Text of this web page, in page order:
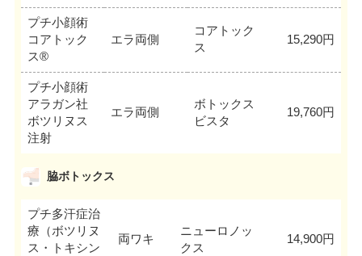
プチ小顔術
コアトック
ス®
エラ両側
コアトック
ス
15,290円
プチ小顔術
アラガン社
ボツリヌス
注射
エラ両側
ボトックス
ビスタ
19,760円
脇ボトックス
プチ多汗症治
療（ボツリヌ
ス・トキシン
両ワキ
ニューロノッ
クス
14,900円